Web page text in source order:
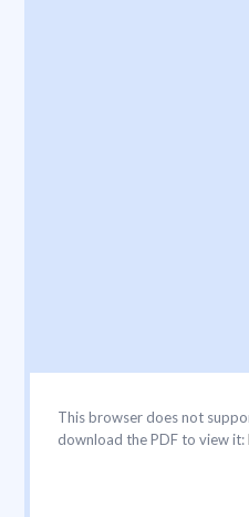
This browser does not
download the PDF to view it: